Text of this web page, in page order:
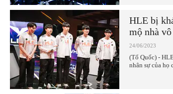
HLE bị
mộ nhà
24/06/2023
(Tổ Quốc) -
nhân sự của họ